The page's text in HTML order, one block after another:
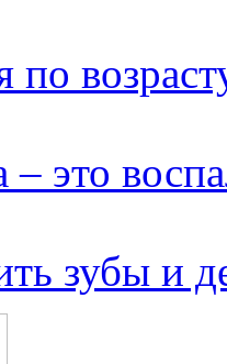
по
– это
зубы и